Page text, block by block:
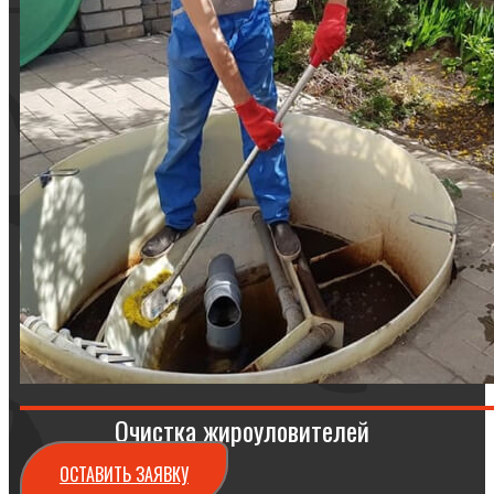
Очистка жироуловителей
ОСТАВИТЬ ЗАЯВКУ